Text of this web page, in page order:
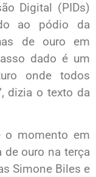
Digital (PIDs)
ao pódio da
de ouro em
dado é um
onde todos
dizia o texto da
o momento em
de ouro na terça
Simone Biles e